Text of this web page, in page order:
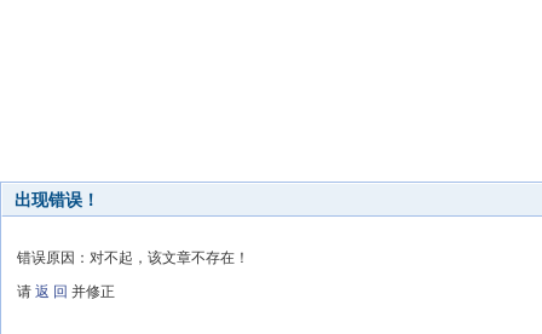
出现错误！
错误原因：对不起，该文章不存在！
请 返 回 并修正